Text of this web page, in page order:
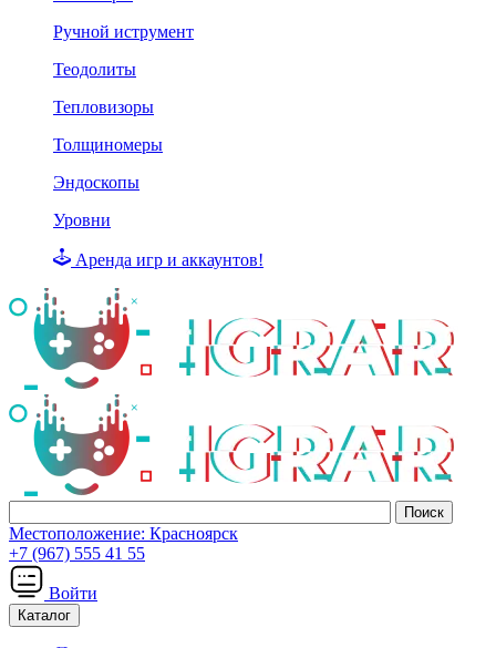
Ручной иструмент
Теодолиты
Тепловизоры
Толщиномеры
Эндоскопы
Уровни
Аренда игр и аккаунтов!
Местоположение: Красноярск
+7 (967) 555 41 55
Войти
Каталог